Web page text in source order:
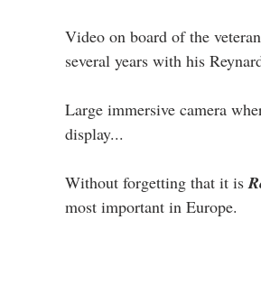
Video on board of the
several years with his
Large immersive camera
display...
Without forgetting that it is
most important in Europe.